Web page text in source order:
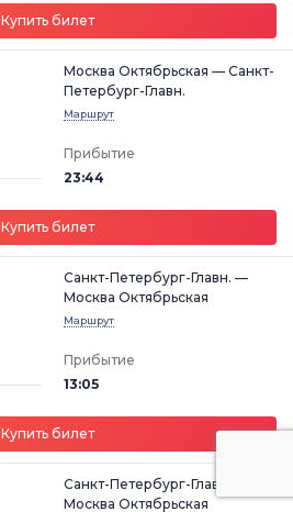
Купить билет
Москва Октябрьская — Санкт-
Петербург-Главн.
Маршрут
Прибытие
23:44
Купить билет
Санкт-Петербург-Главн. —
Москва Октябрьская
Маршрут
Прибытие
13:05
Купить билет
Санкт-Петербург-Главн. —
Москва Октябрьская